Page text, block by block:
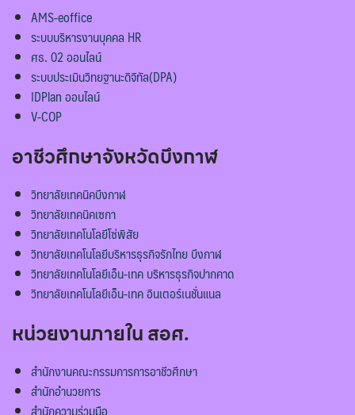
AMS-eoffice
ระบบบริหารงานบุคคล HR
ศธ. 02 ออนไลน์
ระบบประเมินวิทยฐานะดิจิทัล(DPA)
IDPlan ออนไลน์
V-COP
อาชีวศึกษาจังหวัดบึงกาฬ
วิทยาลัยเทคนิคบึงกาฬ
วิทยาลัยเทคนิคเซกา
วิทยาลัยเทคโนโลยีโซ่พิสัย
วิทยาลัยเทคโนโลยีบริหารธุรกิจรักไทย บึงกาฬ
วิทยาลัยเทคโนโลยีเอ็น-เทค บริหารธุรกิจปากคาด
วิทยาลัยเทคโนโลยีเอ็น-เทค อินเตอร์เนชั่นแนล
หน่วยงานภายใน สอศ.
สำนักงานคณะกรรมการการอาชีวศึกษา
สำนักอำนวยการ
สำนักความร่วมมือ